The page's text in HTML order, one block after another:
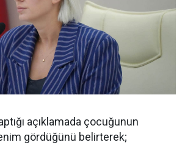
açıklamada çocuğunun
gördüğünü belirterek;